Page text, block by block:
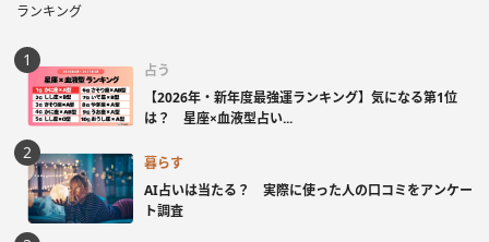
ランキング
占う
【2026年・新年度最強運ランキング】気になる第1位
は？ 星座×血液型占い...
暮らす
AI占いは当たる？ 実際に使った人の口コミをアンケー
ト調査